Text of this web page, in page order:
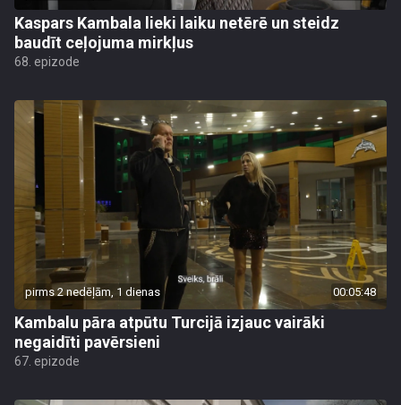
Kaspars Kambala lieki laiku netērē un steidz
baudīt ceļojuma mirkļus
68. epizode
pirms 2 nedēļām, 1 dienas 00:05:48
Kambalu pāra atpūtu Turcijā izjauc vairāki
negaidīti pavērsieni
67. epizode